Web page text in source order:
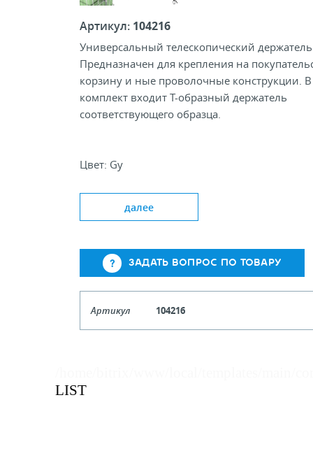
Артикул: 104216
Универсальный телескопический
Предназначен для крепления на
корзину и ные проволочные конструкции. В
комплект входит Т-образный держатель
соответствующего образца.
Цвет: Gy
Диаметр, мм 10/12
Тип держателя: T; PST; ACR
далее
ЗАДАТЬ ВОПРОС ПО ТОВАРУ
Артикул 104216
LIST